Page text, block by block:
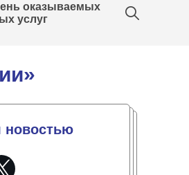
оказываемых
услуг
новостью